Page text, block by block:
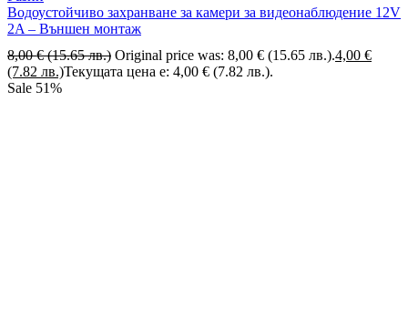
Водоустойчиво захранване за камери за видеонаблюдение 12V
2A – Външен монтаж
8,00€ (15.65 лв.) Original price was: 8,00 € (15.65 лв.).4,00 €
(7.82 лв.)Текущата цена е: 4,00 € (7.82 лв.).
Sale 51%